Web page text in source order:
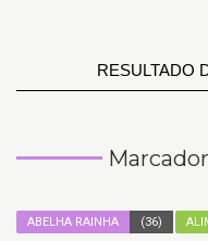
RESULTADO
ABELHA RAINHA (36)